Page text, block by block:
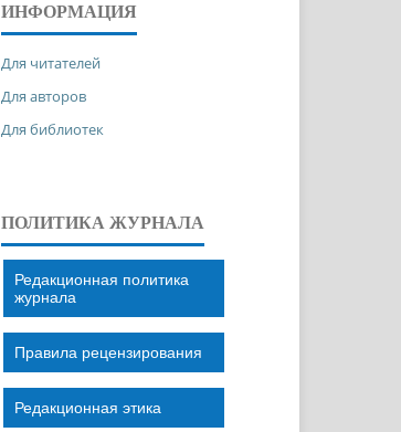
ИНФОРМАЦИЯ
Для читателей
Для авторов
Для библиотек
ПОЛИТИКА ЖУРНАЛА
Редакционная политика
журнала
Правила рецензирования
Редакционная этика